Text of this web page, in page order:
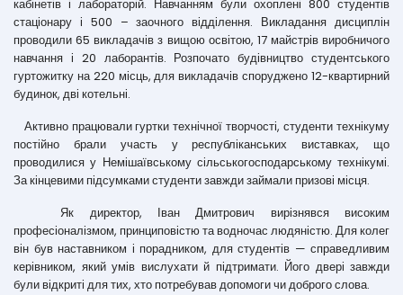
кабінетів і лабораторій. Навчанням були охоплені 800 студентів
стаціонару і 500 – заочного відділення. Викладання дисциплін
проводили 65 викладачів з вищою освітою, 17 майстрів виробничого
навчання і 20 лаборантів. Розпочато будівництво студентського
гуртожитку на 220 місць, для викладачів споруджено 12-квартирний
будинок, дві котельні.
Активно працювали гуртки технічної творчості, студенти технікуму
постійно брали участь у республіканських виставках, що
проводилися у Немішаївському сільськогосподарському технікумі.
За кінцевими підсумками студенти завжди займали призові місця.
Як директор, Іван Дмитрович вирізнявся високим
професіоналізмом, принциповістю та водночас людяністю. Для колег
він був наставником і порадником, для студентів — справедливим
керівником, який умів вислухати й підтримати. Його двері завжди
були відкриті для тих, хто потребував допомоги чи доброго слова.